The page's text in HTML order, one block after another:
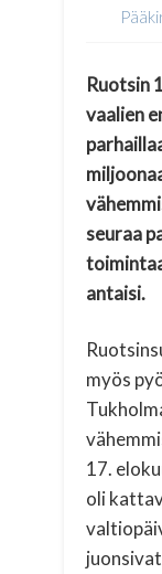
Ruotsin
vaalien
seuraa
antaisi.
myös
17.
oli